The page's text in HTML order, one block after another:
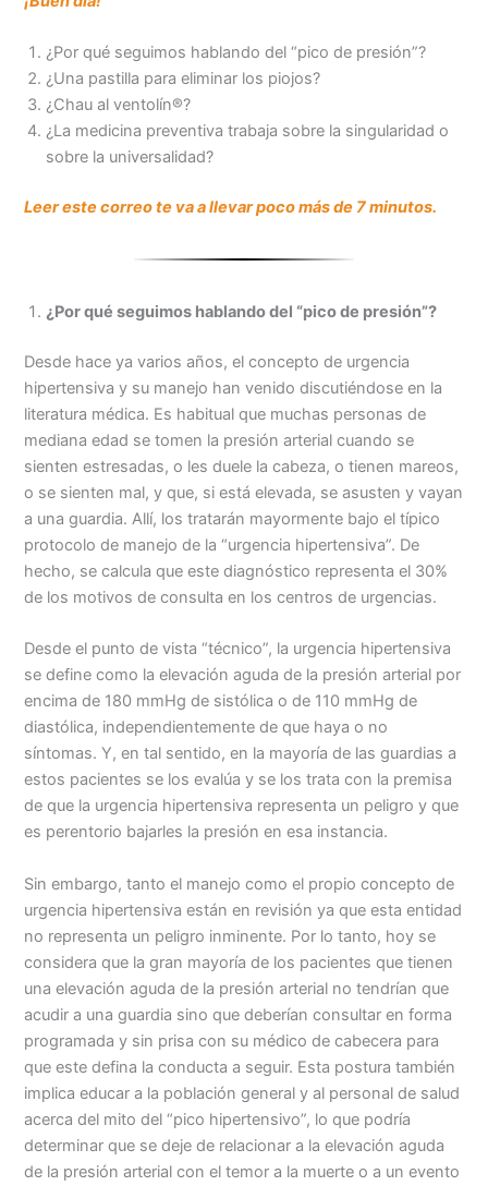
b
o
o
k
p
p
n
r
t
r
¿Por qué seguimos hablando del “pico de presión”?
¿Una pastilla para eliminar los piojos?
¿Chau al ventolín®?
¿La medicina preventiva trabaja sobre la singularidad o
sobre la universalidad?
Leer este correo te va a llevar poco más de 7 minutos.
¿Por qué seguimos hablando del “pico de presión”?
Desde hace ya varios años, el concepto de urgencia
hipertensiva y su manejo han venido discutiéndose en la
literatura médica. Es habitual que muchas personas de
mediana edad se tomen la presión arterial cuando se
sienten estresadas, o les duele la cabeza, o tienen mareos,
o se sienten mal, y que, si está elevada, se asusten y vayan
a una guardia. Allí, los tratarán mayormente bajo el típico
protocolo de manejo de la “urgencia hipertensiva”. De
hecho, se calcula que este diagnóstico representa el 30%
de los motivos de consulta en los centros de urgencias.
Desde el punto de vista “técnico”, la urgencia hipertensiva
se define como la elevación aguda de la presión arterial por
encima de 180 mmHg de sistólica o de 110 mmHg de
diastólica, independientemente de que haya o no
síntomas. Y, en tal sentido, en la mayoría de las guardias a
estos pacientes se los evalúa y se los trata con la premisa
de que la urgencia hipertensiva representa un peligro y que
es perentorio bajarles la presión en esa instancia.
Sin embargo, tanto el manejo como el propio concepto de
urgencia hipertensiva están en revisión ya que esta entidad
no representa un peligro inminente. Por lo tanto, hoy se
considera que la gran mayoría de los pacientes que tienen
una elevación aguda de la presión arterial no tendrían que
acudir a una guardia sino que deberían consultar en forma
programada y sin prisa con su médico de cabecera para
que este defina la conducta a seguir. Esta postura también
implica educar a la población general y al personal de salud
acerca del mito del “pico hipertensivo”, lo que podría
determinar que se deje de relacionar a la elevación aguda
de la presión arterial con el temor a la muerte o a un evento